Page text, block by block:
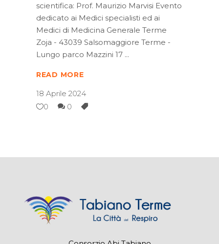
scientifica: Prof. Maurizio Marvisi Evento
dedicato ai Medici specialisti ed ai
Medici di Medicina Generale Terme
Zoja - 43039 Salsomaggiore Terme -
Lungo parco Mazzini 17
READ MORE
18 Aprile 2024
0
0